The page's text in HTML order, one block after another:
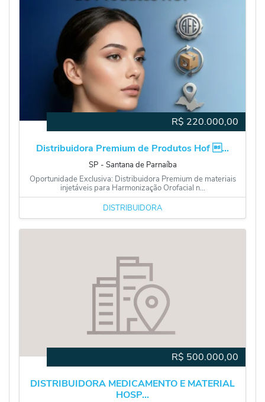
R$ 220.000,00
Distribuidora Premium de Produtos Hof ...
SP ‐ Santana de Parnaíba
Oportunidade Exclusiva: Distribuidora Premium de materiais
injetáveis para Harmonização Orofacial n...
DISTRIBUIDORA
R$ 500.000,00
DISTRIBUIDORA MEDICAMENTO E MATERIAL
HOSP...